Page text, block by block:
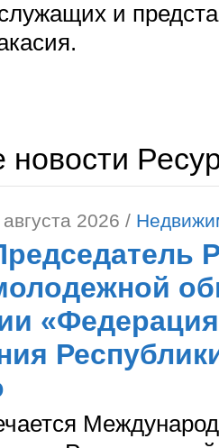
и
новости
2026 /